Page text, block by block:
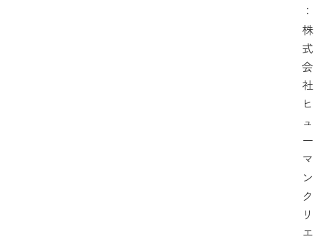
：
株
式
会
社
ヒ
ュ
ー
マ
ン
ク
リ
エ